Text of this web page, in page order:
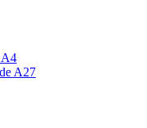
A4
A27